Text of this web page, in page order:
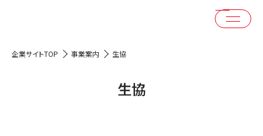
企業サイトTOP 事業案内 生協
生協